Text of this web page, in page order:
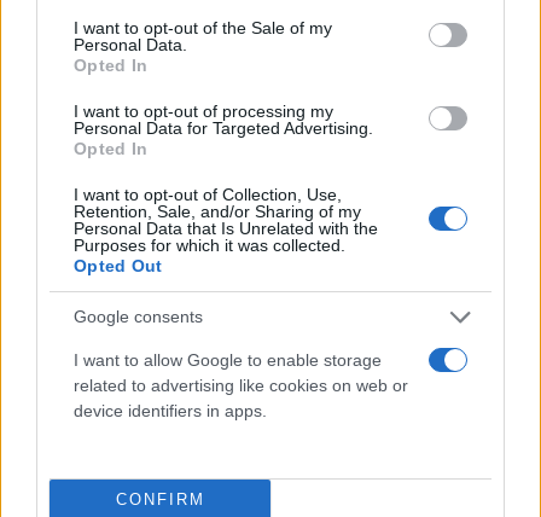
consent section.
I want to opt-out of the Sale of my
Personal Data.
Opted In
I want to opt-out of processing my
Personal Data for Targeted Advertising.
Opted In
I want to opt-out of Collection, Use,
Retention, Sale, and/or Sharing of my
Personal Data that Is Unrelated with the
Purposes for which it was collected.
Opted Out
Google consents
I want to allow Google to enable storage
related to advertising like cookies on web or
device identifiers in apps.
CONFIRM
Η λεπτή ισορροπία ανάμεσα στην ενημέρωση